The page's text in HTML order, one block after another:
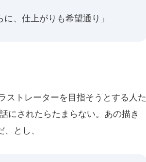
、仕上がりも希望通り」
ストレーターを目指そうとする人た
にされたらたまらない。あの描き
とし、